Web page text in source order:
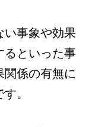
い事象や効果
るといった事
関係の有無に
。